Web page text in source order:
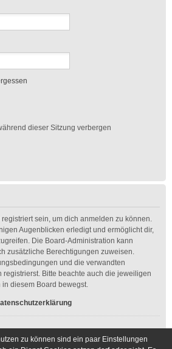
dieser Sitzung verbergen
sein, um dich anmelden zu können.
Augenblicken erledigt und ermöglicht dir,
Die Board-Administration kann
zusätzliche Berechtigungen zuweisen.
und die verwandten
registrierst. Bitte beachte auch die jeweiligen
diesem Board bewegst.
zu können sind ein paar Einstellungen